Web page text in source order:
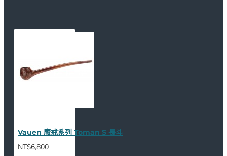
Vauen 魔戒系列 Toman S 長斗
NT$6,800